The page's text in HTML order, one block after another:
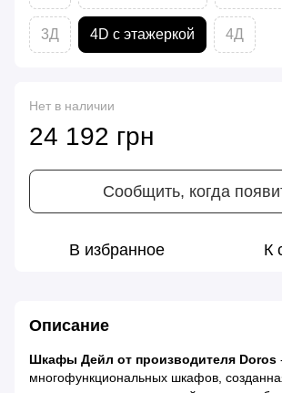
3Д 4D с этажеркой 4Д
Нет в наличии
24 192 грн
Сообщить, когда
В избранное К
Описание
Шкафы Дейл от производителя Doros
многофункциональных шкафов,